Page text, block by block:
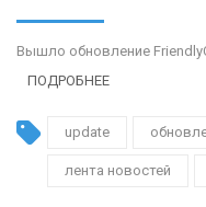
Вышло обновление
ПОДРОБНЕЕ
update
лента новостей